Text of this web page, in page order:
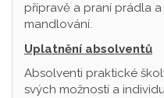
přípravě a praní prádla
mandlování.
Uplatnění absolventů
Absolventi praktické
svých možností a